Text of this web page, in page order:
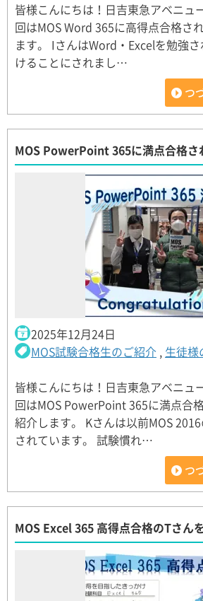
皆様こんにちは！日吉東急アベニュ
回はMOS Word 365に高得点合格さ
ます。 IさんはWord・Excelを勉強
けることにされまし…
つ
MOS PowerPoint 365に満点合格さ
2025年12月24日
MOS試験合格生のご紹介 , 生徒様
皆様こんにちは！日吉東急アベニュ
回はMOS PowerPoint 365に満点合
紹介します。 Kさんは以前MOS
されています。 試験慣れ…
つ
MOS Excel 365 高得点合格のTさん